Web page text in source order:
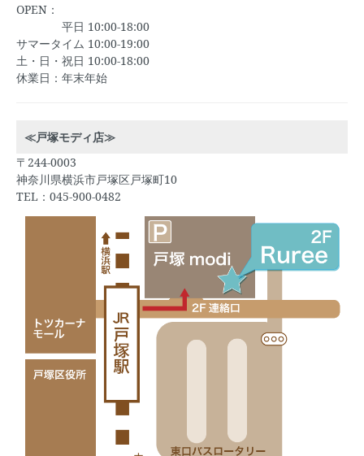
OPEN：
平日 10:00-18:00
サマータイム 10:00-19:00
土・日・祝日 10:00-18:00
休業日：年末年始
≪戸塚モディ店≫
〒244-0003
神奈川県横浜市戸塚区戸塚町10
TEL：045-900-0482